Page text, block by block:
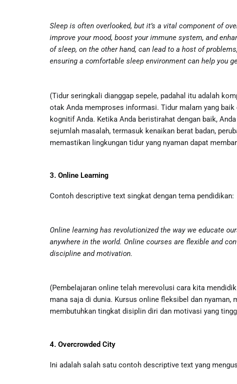
Sleep is often overlooked, but it’s a vital component of
improve your mood, boost your immune system, and
of sleep, on the other hand, can lead to a host of
ensuring a comfortable sleep environment can help you
(Tidur seringkali dianggap sepele, padahal itu adalah
otak Anda memproses informasi. Tidur malam yang
kognitif Anda. Ketika Anda beristirahat dengan baik,
sejumlah masalah, termasuk kenaikan berat badan,
memastikan lingkungan tidur yang nyaman dapat
3. Online Learning
Contoh descriptive text singkat dengan tema pendidikan:
Online learning has revolutionized the way we educate
anywhere in the world. Online courses are flexible and
discipline and motivation.
(Pembelajaran online telah merevolusi cara kita
mana saja di dunia. Kursus online fleksibel dan
membutuhkan tingkat disiplin diri dan motivasi yang
4. Overcrowded City
Ini adalah salah satu contoh descriptive text yang